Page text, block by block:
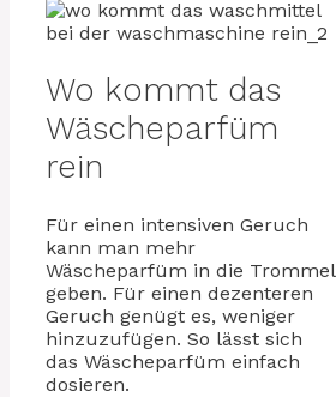
Wo kommt das
Wäscheparfüm
rein
Für einen intensiven Geruch
kann man mehr
Wäscheparfüm in die Trommel
geben. Für einen dezenteren
Geruch genügt es, weniger
hinzuzufügen. So lässt sich
das Wäscheparfüm einfach
dosieren.